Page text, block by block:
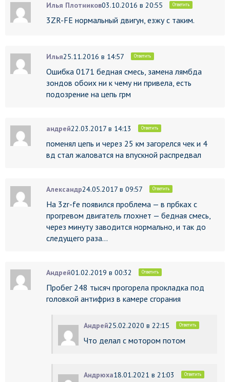
Илья Плотников03.10.2016 в 20:55 Ответить
3ZR-FE нормальный двигун, езжу с таким.
Илья25.11.2016 в 14:57 Ответить
Ошибка 0171 бедная смесь, замена лямбда
зондов обоих ни к чему ни привела, есть
подозрение на цепь грм
андрей22.03.2017 в 14:13 Ответить
поменял цепь и через 25 км загорелся чек и 4
вд стал жаловатся на впускной распредвал
Александр24.05.2017 в 09:57 Ответить
На 3zr-fe появился проблема — в прбках с
прогревом двигатель глохнет — бедная смесь,
через минуту заводится нормально, и так до
следущего раза…
Андрей01.02.2019 в 00:32 Ответить
Пробег 248 тысяч прогорела прокладка под
головкой антифриз в камере сгорания
Андрей25.02.2020 в 22:15 Ответить
Что делал с мотором потом
Андрюха18.01.2021 в 21:03 Ответить